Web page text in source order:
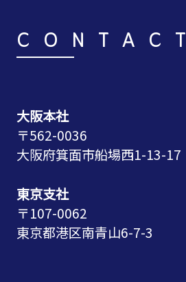
CONTACT
大阪本社
〒562-0036
大阪府箕面市船場西1-13-17
東京支社
〒107-0062
東京都港区南青山6-7-3